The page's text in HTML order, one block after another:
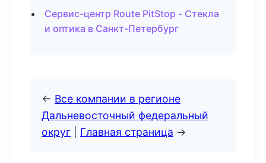
Сервис-центр Route PitStop - Стекла
и оптика в Санкт-Петербург
← Все компании в регионе
Дальневосточный федеральный
округ
Главная страница →